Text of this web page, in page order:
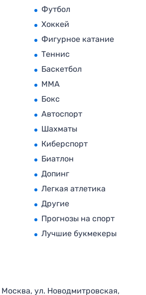
Футбол
Хоккей
Фигурное катание
Теннис
Баскетбол
MMA
Бокс
Автоспорт
Шахматы
Киберспорт
Биатлон
Допинг
Легкая атлетика
Другие
Прогнозы на спорт
Лучшие букмекеры
Москва, ул. Новодмитровская,